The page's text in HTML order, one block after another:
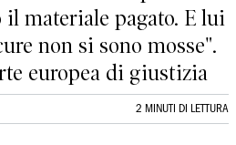
materiale pagato. E lui
non si sono mosse".
europea di giustizia
2 MINUTI DI LETTURA